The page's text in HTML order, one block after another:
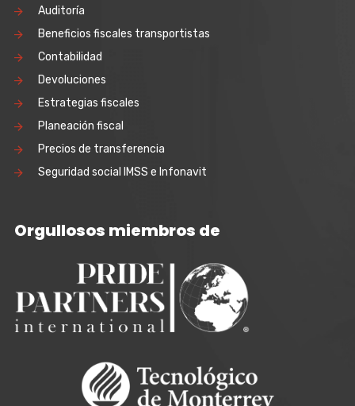
Auditoría
Beneficios fiscales transportistas
Contabilidad
Devoluciones
Estrategias fiscales
Planeación fiscal
Precios de transferencia
Seguridad social IMSS e Infonavit
Orgullosos miembros de